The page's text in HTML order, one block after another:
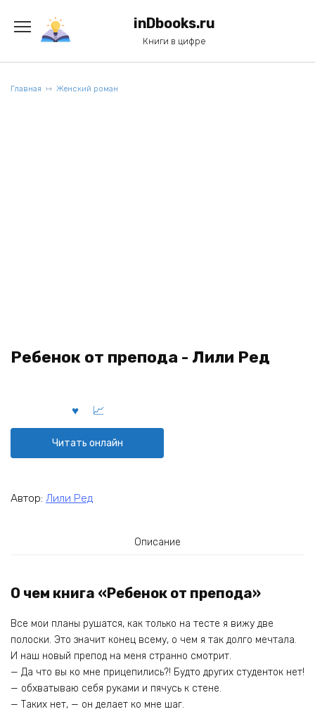
содержанию
inDbooks.ru
Книги в цифре
Главная Женский роман
Ребенок от препода - Лили Ред
Читать онлайн
Автор: Лили Ред
Описание
О чем книга «Ребенок от препода»
Все мои планы рушатся, как только на тесте я вижу две
полоски. Это значит конец всему, о чем я так долго мечтала.
И наш новый препод на меня странно смотрит.
— Да что вы ко мне прицепились?! Будто других студенток нет!
— обхватываю себя руками и пячусь к стене.
— Таких нет, — он делает ко мне шаг.